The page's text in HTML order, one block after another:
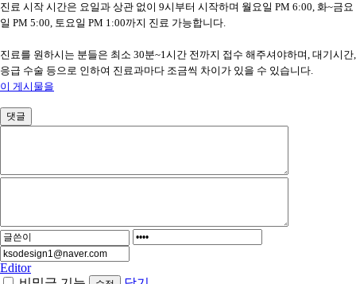
진료 시작 시간은 요일과 상관 없이 9시부터 시작하며 월요일 PM 6:00, 화~금요
일 PM 5:00, 토요일 PM 1:00까지 진료 가능합니다.
진료를 원하시는 분들은 최소 30분~1시간 전까지 접수 해주셔야하며, 대기시간,
응급 수술 등으로 인하여 진료과마다 조금씩 차이가 있을 수 있습니다.
이 게시물을
댓글
Editor